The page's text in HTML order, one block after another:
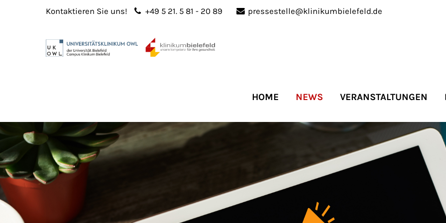
Login
Benutzername
Anmelden
Register
24h/
We offer support for our
customers
Have any questions?
+44 1234 567 890
Drop us a line
info@yourdomain.com
Kontaktieren Sie uns! +49 5 21. 5 81 - 20 89 pressestelle@klinikumbielefeld.de
HOME NEWS VERANSTALTUNGEN